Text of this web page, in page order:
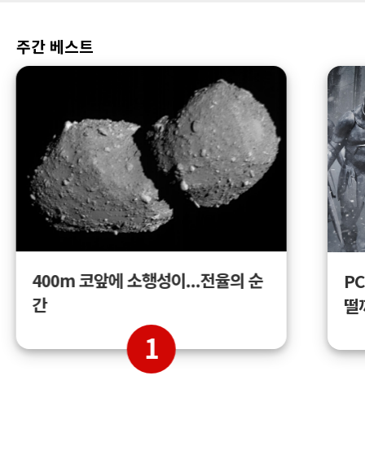
주간 베스트
400m 코앞에 소행성이...전율의 순
간
1
떨